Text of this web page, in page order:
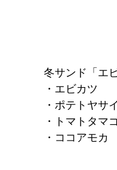
冬サンド「エ
・エビカツ
・ポテトヤサイ
・トマトタマ
・ココアモカ